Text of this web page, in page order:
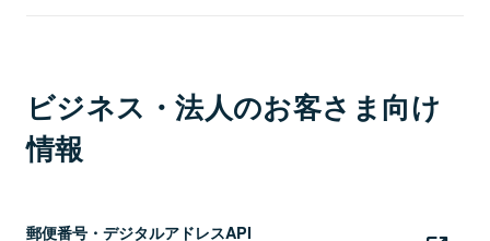
ビジネス・法人のお客さま向け
情報
郵便番号・デジタルアドレスAPI